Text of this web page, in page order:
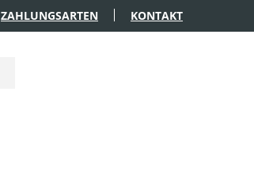
ZAHLUNGSARTEN KONTAKT